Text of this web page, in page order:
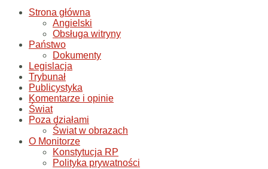
Strona główna
Angielski
Obsługa witryny
Państwo
Dokumenty
Legislacja
Trybunał
Publicystyka
Komentarze i opinie
Świat
Poza działami
Świat w obrazach
O Monitorze
Konstytucja RP
Polityka prywatności